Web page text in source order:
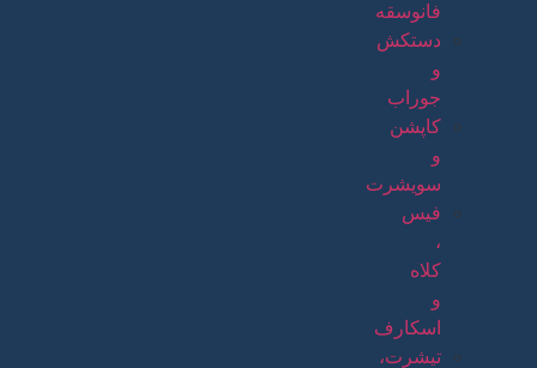
فانوسقه
دستکش
و
جوراب
کاپشن
و
سویشرت
فیس
،
کلاه
و
اسکارف
تیشرت،